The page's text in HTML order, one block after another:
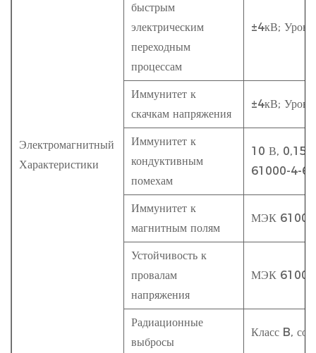
Электромагнитный
Характеристики
быстрым
электрическим
переходным
процессам
±4кВ;
Иммунитет к
скачкам напряжения
±4кВ;
Иммунитет к
кондуктивным
помехам
10 В,
61000-4-6
Иммунитет к
магнитным полям
МЭК
Устойчивость к
провалам
напряжения
МЭК
Радиационные
выбросы
Класс B,